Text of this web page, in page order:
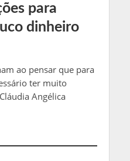
para
dinheiro
ao pensar que para
ter muito
Angélica